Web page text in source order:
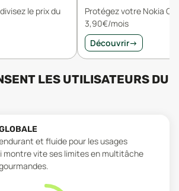
le prix du
Protégez votre Nokia
3,90€/mois
Découvrir→
LES UTILISATEURS DU
et fluide pour les usages
montre vite ses limites en multitâche